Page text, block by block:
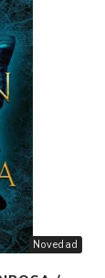
Novedad